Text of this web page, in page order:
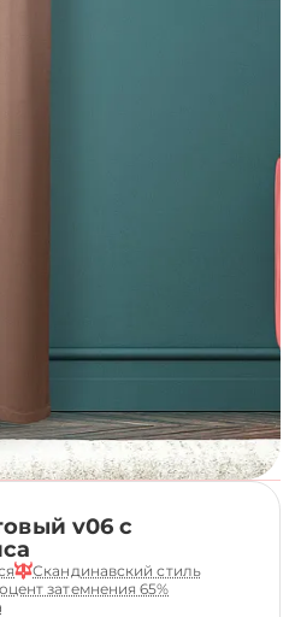
v06 с
Скандинавский стиль
затемнения 65%